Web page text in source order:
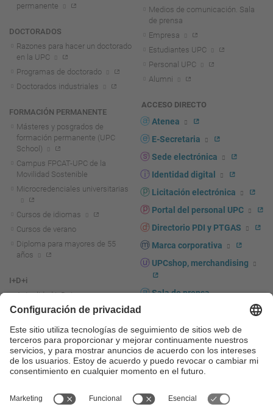
permanente
DOCTORADOS
Razones para hacer un doctorado
en la UPC
Programas de doctorado
Doctorados industriales
FORMACIÓN PERMANENTE
Másteres y posgrados de
formación permanente (UPC
School)
Campus FPCAT-UPC de la
Movilidad Sostenible
Microcredenciales universitarias
Cursos de idiomas
Cursos de verano
Diploma para mayores de 55
años
I+D+i
Actualidad I+D+I
La investigación en la UPC
investigación
La transferencia, el
emprendimiento y la innovación
en la UPC
transferencia, el emprendimiento
Medios de comunicación. Sala
de prensa
Empresa
Estudiantes UPC
Personal UPC
Alumni
ACCESO DIRECTO
Atenea
E-Secretaria
Sede electrónica
Identidad digital
Licitación electrónica
Portal del personal UPC
Directorio PDI y PTGAS
Marca corporativa
UPCshop, merchandising
Sala de prensa